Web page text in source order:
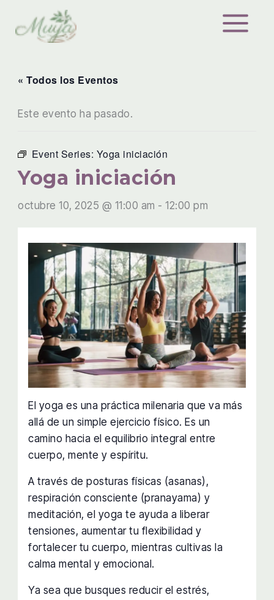
contenido
« Todos los Eventos
Este evento ha pasado.
Event Series: Yoga iniciación
Yoga iniciación
octubre 10, 2025 @ 11:00 am -12:00 pm
El yoga es una práctica milenaria que va más
allá de un simple ejercicio físico. Es un
camino hacia el equilibrio integral entre
cuerpo, mente y espíritu.
A través de posturas físicas (asanas),
respiración consciente (pranayama) y
meditación, el yoga te ayuda a liberar
tensiones, aumentar tu flexibilidad y
fortalecer tu cuerpo, mientras cultivas la
calma mental y emocional.
Ya sea que busques reducir el estrés,